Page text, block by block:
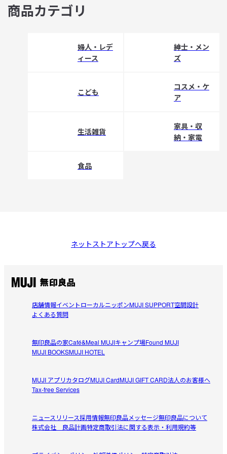
商品カテゴリ
婦人・レデ
ィース
紳士・メン
ズ
こども
コスメ・ケ
ア
生活雑貨
家具・収
納・家電
食品
ネットストアトップへ戻る
店舗情報イベントローカルニッポンMUJI SUPPORT空間設計
よくある質問
無印良品の家Café&Meal MUJIキャンプ場Found MUJI
MUJI BOOKSMUJI HOTEL
MUJI アプリカタログMUJI CardMUJI GIFT CARD法人のお客様へ
Tax-free Services
ニュースリリース採用情報無印良品メッセージ無印良品について
株式会社 良品計画特定商取引法に関する表示・利用規約等